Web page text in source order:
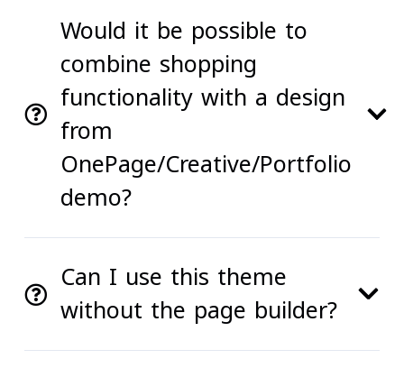
Would it be possible to
combine shopping
functionality with a design
from
OnePage/Creative/Portfolio
demo?
Can I use this theme
without the page builder?